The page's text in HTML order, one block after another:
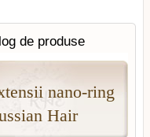
de produse
nano-ring
Hair